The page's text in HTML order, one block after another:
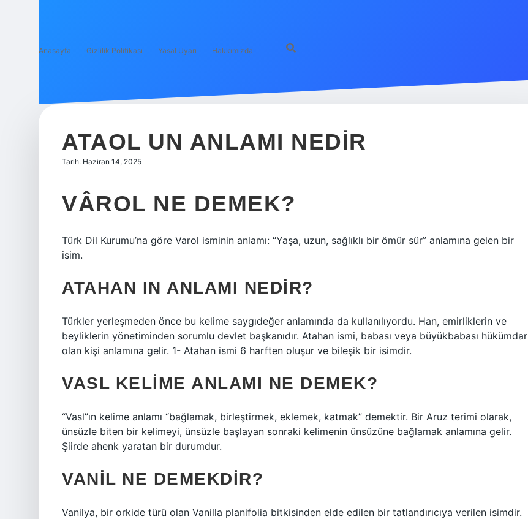
Anasayfa Gizlilik Politikası Yasal Uyarı Hakkımızda
ATAOL UN ANLAMI NEDIR
Tarih: Haziran 14, 2025
VÂROL NE DEMEK?
Türk Dil Kurumu’na göre Varol isminin anlamı: “Yaşa, uzun, sağlıklı bir ömür sür” anlamına gelen bir
isim.
ATAHAN IN ANLAMI NEDIR?
Türkler yerleşmeden önce bu kelime saygıdeğer anlamında da kullanılıyordu. Han, emirliklerin ve
beyliklerin yönetiminden sorumlu devlet başkanıdır. Atahan ismi, babası veya büyükbabası hükümdar
olan kişi anlamına gelir. 1- Atahan ismi 6 harften oluşur ve bileşik bir isimdir.
VASL KELIME ANLAMI NE DEMEK?
“Vasl”ın kelime anlamı “bağlamak, birleştirmek, eklemek, katmak” demektir. Bir Aruz terimi olarak,
ünsüzle biten bir kelimeyi, ünsüzle başlayan sonraki kelimenin ünsüzüne bağlamak anlamına gelir.
Şiirde ahenk yaratan bir durumdur.
VANIL NE DEMEKDIR?
Vanilya, bir orkide türü olan Vanilla planifolia bitkisinden elde edilen bir tatlandırıcıya verilen isimdir.